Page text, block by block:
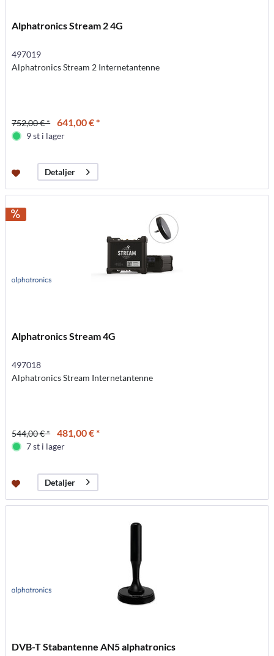
Alphatronics Stream 2 4G
497019
Alphatronics Stream 2 Internetantenne
752,00 € * 641,00 € *
9 st i lager
Detaljer
Alphatronics Stream 4G
497018
Alphatronics Stream Internetantenne
544,00 € * 481,00 € *
7 st i lager
Detaljer
DVB-T Stabantenne AN5 alphatronics